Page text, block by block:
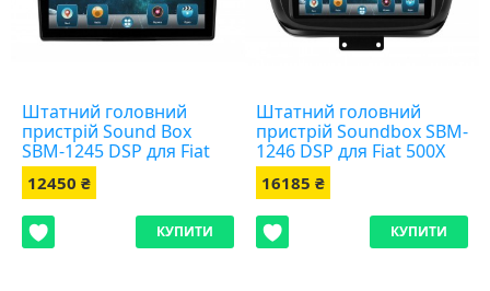
Штатний головний
пристрій Sound Box
SBM-1245 DSP для Fiat
500L 2012+
12450 ₴
КУПИТИ
Штатний головний
пристрій Soundbox SBM-
1246 DSP для Fiat 500X
2014-2019
16185 ₴
КУПИТИ